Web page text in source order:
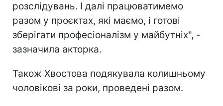
розслідувань. І далі працюватимемо
разом у проєктах, які маємо, і готові
зберігати професіоналізм у майбутніх", -
зазначила акторка.
Також Хвостова подякувала колишньому
чоловікові за роки, проведені разом.